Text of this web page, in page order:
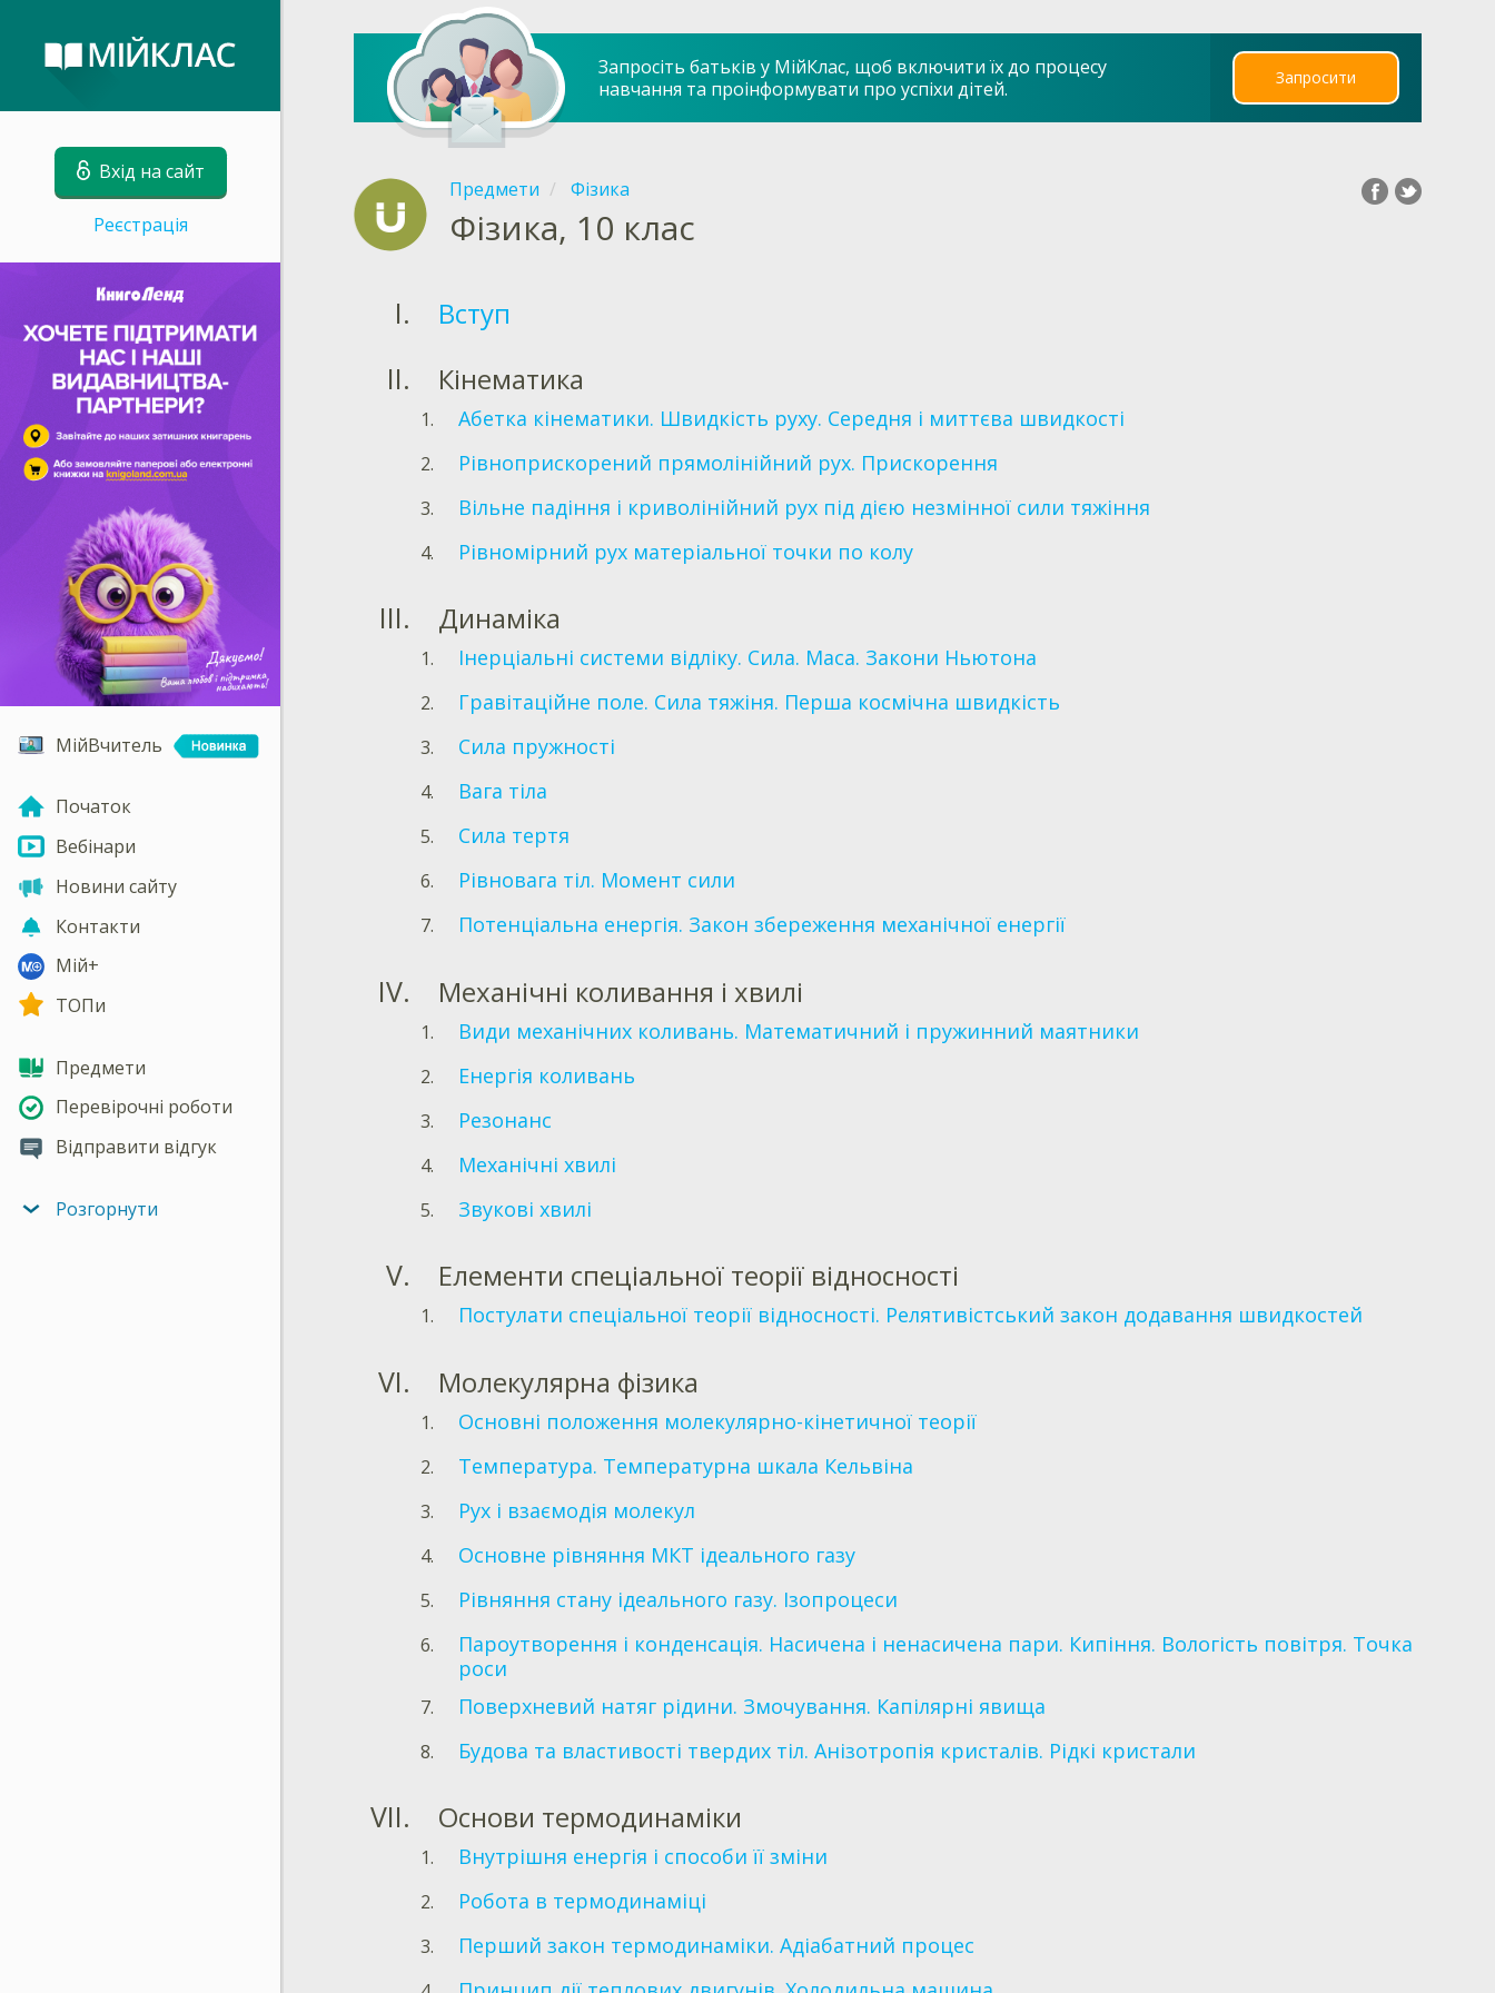
Вхід на сайт
Реєстрація
МійВчитель
Початок
Вебінари
Новини сайту
Контакти
Мій+
ТОПи
Предмети
Перевірочні роботи
Відправити відгук
Розгорнути
Запросіть батьків у МійКлас, щоб включити їх до процесу
навчання та проінформувати про успіхи дітей.
Запросити
Предмети Фізика
Фізика, 10 клас
Вступ
Кінематика
Абетка кінематики. Швидкість руху. Середня і миттєва швидкості
Рівноприскорений прямолінійний рух. Прискорення
Вільне падіння і криволінійний рух під дією незмінної сили тяжіння
Рівномірний рух матеріальної точки по колу
Динаміка
Інерціальні системи відліку. Сила. Маса. Закони Ньютона
Гравітаційне поле. Сила тяжіня. Перша космічна швидкість
Сила пружності
Вага тіла
Сила тертя
Рівновага тіл. Момент сили
Потенціальна енергія. Закон збереження механічної енергії
Механічні коливання і хвилі
Види механічних коливань. Математичний і пружинний маятники
Енергія коливань
Резонанс
Механічні хвилі
Звукові хвилі
Елементи спеціальної теорії відносності
Постулати спеціальної теорії відносності. Релятивістський закон додавання швидкостей
Молекулярна фізика
Основні положення молекулярно-кінетичної теорії
Температура. Температурна шкала Кельвіна
Рух і взаємодія молекул
Основне рівняння МКТ ідеального газу
Рівняння стану ідеального газу. Ізопроцеси
Пароутворення і конденсація. Насичена і ненасичена пари. Кипіння. Вологість повітря. Точка
роси
Поверхневий натяг рідини. Змочування. Капілярні явища
Будова та властивості твердих тіл. Анізотропія кристалів. Рідкі кристали
Основи термодинаміки
Внутрішня енергія і способи її зміни
Робота в термодинаміці
Перший закон термодинаміки. Адіабатний процес